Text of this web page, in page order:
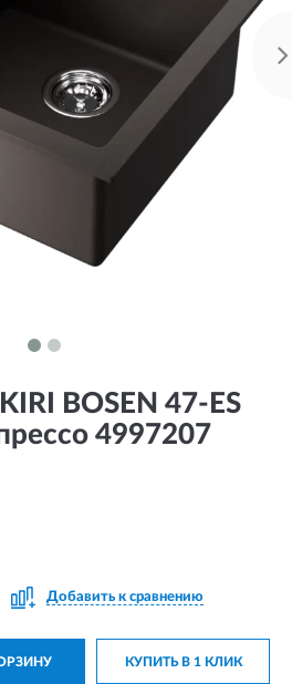
BOSEN 47-ES
4997207
Добавить к сравнению
КУПИТЬ В 1 КЛИК